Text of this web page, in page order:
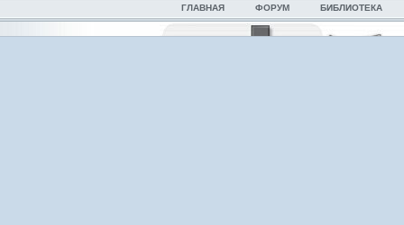
ГЛАВНАЯ ФОРУМ БИБЛИОТЕКА